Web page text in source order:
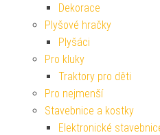
Dekorace
Plyšové hračky
Plyšáci
Pro kluky
Traktory pro děti
Pro nejmenší
Stavebnice a kostky
Elektronické